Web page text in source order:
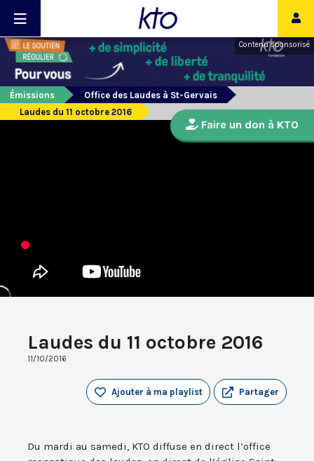
Contenu sponsorisé
Émissions
Office des Laudes à St-Gervais
Laudes du 11 octobre 2016
Laudes du 11 octobre 2016
11/10/2016
Partager
Ajouter à ma playlist
Du mardi au samedi, KTO diffuse en direct l’office
Faire un don à KTO